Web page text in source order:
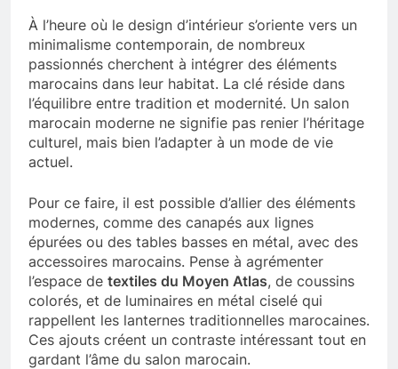
À l’heure où le design d’intérieur s’oriente vers un
minimalisme contemporain, de nombreux
passionnés cherchent à intégrer des éléments
marocains dans leur habitat. La clé réside dans
l’équilibre entre tradition et modernité. Un salon
marocain moderne ne signifie pas renier l’héritage
culturel, mais bien l’adapter à un mode de vie
actuel.
Pour ce faire, il est possible d’allier des éléments
modernes, comme des canapés aux lignes
épurées ou des tables basses en métal, avec des
accessoires marocains. Pense à agrémenter
l’espace de textiles du Moyen Atlas, de coussins
colorés, et de luminaires en métal ciselé qui
rappellent les lanternes traditionnelles marocaines.
Ces ajouts créent un contraste intéressant tout en
gardant l’âme du salon marocain.